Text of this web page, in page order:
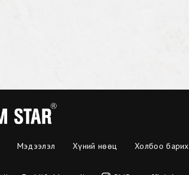
Мэдээлэл Хүний нөөц Холбоо барих